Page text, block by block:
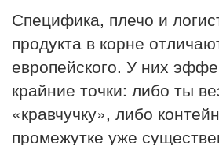
Специфика, плечо и
продукта в корне
европейского. У них
крайние точки: либо ты
«кравчучку», либо
промежутке уже